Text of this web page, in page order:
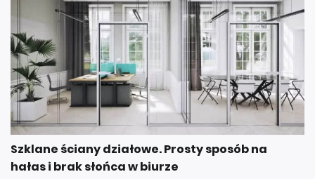
Szklane ściany działowe. Prosty sposób na
hałas i brak słońca w biurze